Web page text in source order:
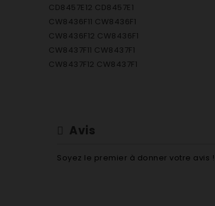
CD8457E12 CD8457E1
CW8436F11 CW8436F1
CW8436F12 CW8436F1
CW8437F11 CW8437F1
CW8437F12 CW8437F1
WN1530E11 WN1530E1
WN2000E11 WN2000E1
Avis
Soyez le premier à donner votre avis !